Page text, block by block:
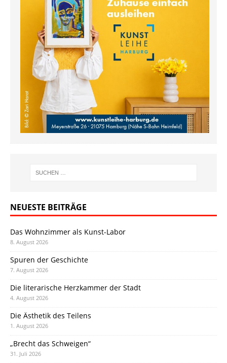
NEUESTE BEITRÄGE
Das Wohnzimmer als Kunst-Labor
8. August 2026
Spuren der Geschichte
7. August 2026
Die literarische Herzkammer der Stadt
4. August 2026
Die Ästhetik des Teilens
1. August 2026
„Brecht das Schweigen“
31. Juli 2026